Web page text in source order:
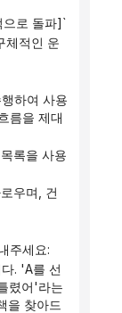
으로 돌파]`
름을 제대
주세요:
렸어'라는
을 찾아드